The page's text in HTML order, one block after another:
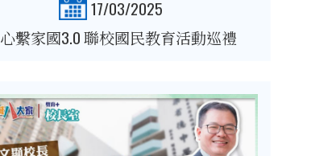
17/03/2025
心繫家國3.0 聯校國民教育活動巡禮